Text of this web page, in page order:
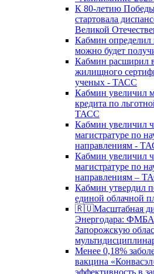
К 80-летию
стартовала
Великой
Кабмин определил
можно будет
Кабмин расширил
жилищного
ученых - ТАСС
Кабмин увеличил
кредита по
ТАСС
Кабмин увеличил
магистратуре по
направлениям -
Кабмин увеличил
магистратуре по
направлениям –
Кабмин утвердил
единой облачной
🇷🇺Масштабная
Энергодара: ФМБА
Запорожскую
Менее 0,18%
вакцина
эффективность в